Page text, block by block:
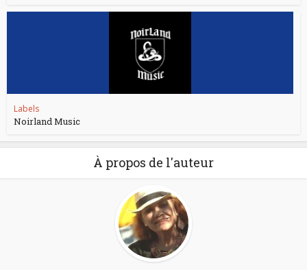
Labels
Noirland Music
À propos de l'auteur